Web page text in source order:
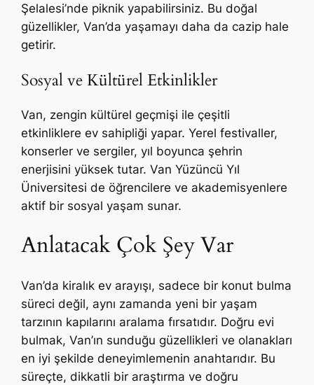
Şelalesi’nde piknik yapabilirsiniz. Bu doğal
güzellikler, Van’da yaşamayı daha da cazip hale
getirir.
Sosyal ve Kültürel Etkinlikler
Van, zengin kültürel geçmişi ile çeşitli
etkinliklere ev sahipliği yapar. Yerel festivaller,
konserler ve sergiler, yıl boyunca şehrin
enerjisini yüksek tutar. Van Yüzüncü Yıl
Üniversitesi de öğrencilere ve akademisyenlere
aktif bir sosyal yaşam sunar.
Anlatacak Çok Şey Var
Van’da kiralık ev arayışı, sadece bir konut bulma
süreci değil, aynı zamanda yeni bir yaşam
tarzının kapılarını aralama fırsatıdır. Doğru evi
bulmak, Van’ın sunduğu güzellikleri ve olanakları
en iyi şekilde deneyimlemenin anahtarıdır. Bu
süreçte, dikkatli bir araştırma ve doğru